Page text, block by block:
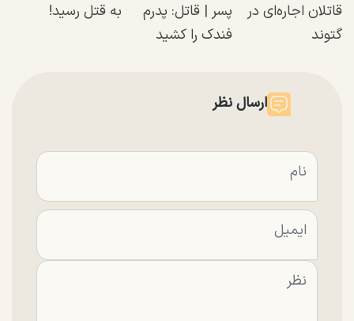
قاتلان اجاره‌ای در
گتوند
پسر‌ | قاتل: پدرم
فندک را کشید
به قتل رسید!
ارسال نظر